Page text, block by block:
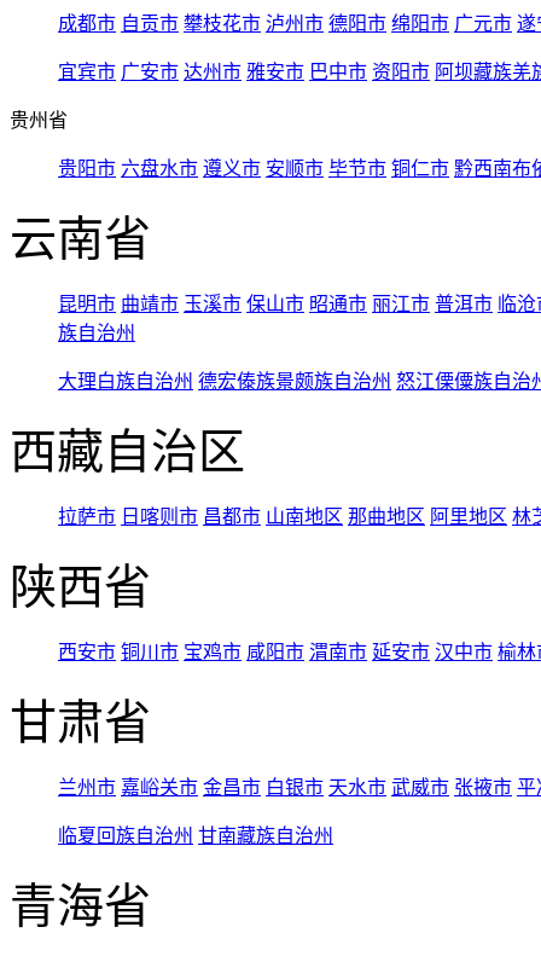
成都市 自贡市 攀枝花市 泸州市 德阳市 绵阳市 广元市 遂
宜宾市 广安市 达州市 雅安市 巴中市 资阳市 阿坝藏族羌
贵州省
贵阳市 六盘水市 遵义市 安顺市 毕节市 铜仁市 黔西南布
云南省
昆明市 曲靖市 玉溪市 保山市 昭通市 丽江市 普洱市 临
族自治州
大理白族自治州 德宏傣族景颇族自治州 怒江傈僳族自治
西藏自治区
拉萨市 日喀则市 昌都市 山南地区 那曲地区 阿里地区 林
陕西省
西安市 铜川市 宝鸡市 咸阳市 渭南市 延安市 汉中市 榆林
甘肃省
兰州市 嘉峪关市 金昌市 白银市 天水市 武威市 张掖市 平
临夏回族自治州 甘南藏族自治州
青海省